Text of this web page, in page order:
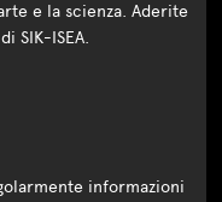
e la scienza. Aderite
SIK-ISEA.
informazioni